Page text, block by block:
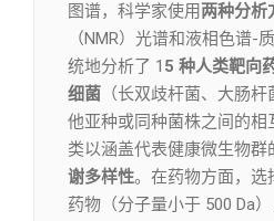
图谱，科学家使用两种分析
（NMR）光谱和液相色谱-
统地分析了 1 5 种人类靶向
细菌 （长双歧杆菌、大肠
他亚种或同种菌株之间的相
类以涵盖代表健康微生物群
谢多样性。在药物方面，选
药物（分子量小于 500 Da